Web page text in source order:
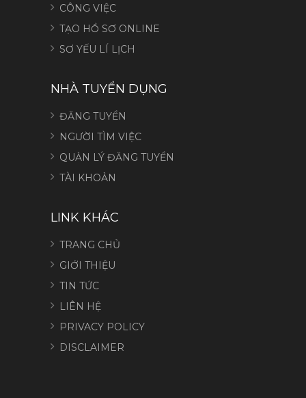
CÔNG VIỆC
TẠO HỒ SƠ ONLINE
SƠ YẾU LÍ LỊCH
NHÀ TUYỂN DỤNG
ĐĂNG TUYỂN
NGƯỜI TÌM VIỆC
QUẢN LÝ ĐĂNG TUYỂN
TÀI KHOẢN
LINK KHÁC
TRANG CHỦ
GIỚI THIỆU
TIN TỨC
LIÊN HỆ
PRIVACY POLICY
DISCLAIMER